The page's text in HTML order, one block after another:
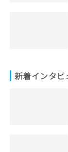
新着インタ